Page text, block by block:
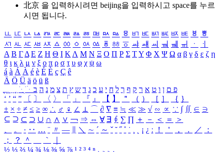
北京 을 입력하시려면 beijing을 입력하시고 space를 누르
시면 됩니다.
ㅥ ㅦ ㅧ ㅨ ㅩ ㅪ ㅫ ㅬ ㅭ ㅮ ㅯ ㅰ ㅱ ㅲ ㅳ ㅴ ㅵ ㅶ ㅷ ㅸ
ㅹ
ㅺ ㅻ ㅼ ㅽ ㅾ ㅿ ㆀ ㆁ ㆂ ㆃ ㆄ ㆅ ㆆ ㆇ ㆈ ㆉ ㆊ ㆋ ㆌ ㆍ
ㆎ
Α Β ΓΔ Ε Ζ Η Θ Ι ΚΛ Μ Ν Ξ Ο Π Ρ Σ ΤΥ Φ Χ Ψ Ω α β γ δ ε ζ η
θ ι κ λ μ ν ξ ο π ρ σ τ υ φ χ ψ ω
á à Á À é è É È ç Ç ê
Ä Ö Ü ä ö ü ß
ִֶֹ ֻּ ׁׂ פ ם ן ו ט א ר ק ף ך ל ח י ע כ ג ד ש ץ ת צ מ נ ה ב
‘ ’ “ ” 〔 〕 〈 〉 「 」 『 』 【 】 ＂ （ ） ［ ］ ｛ ｝
± × ÷ ≠ ≤ ≥ ∞ ∴ ♂ ♀ ∠ ⊥ ⌒ ∂ ∇ ≡ ≒ ≪ ≫ √ ∽ ∝ ∵ ∫ ∬ ∈ ∋
⊆ ⊇ ⊂ ⊃ ∪ ∩ ∧ ∨ ￢ ⇒ ⇔ ∀ ∃ ∮ ∑ ∏ ＋ － ＜ ＝
＞
、
。 · ‥ … ¨ 〃 ― ＼ ∼ ´ ～ ˇ ˘ ˝ ˚ ˙ ¸ ¡ ¿ ː ！ ＇ ， ． ／
：
；
？ ＾ ｀
½ ⅓ ⅔ ¼ ¾ ⅛ ⅜ ⅝ ⅞ ¹ ² ³ ⁴ ⁿ ₁ ₂ ₃ ₄